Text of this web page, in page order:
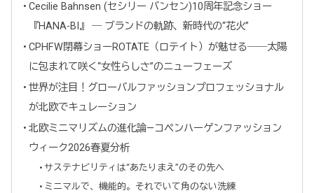
Cecilie Bahnsen (セシリー バンセン)10周年記念ショー
『HANA-BI』 ― ブランドの軌跡、新時代の“花火”
CPHFW閉幕ショーROTATE（ロテイト）が魅せる――太陽
に包まれて咲く“女性らしさ”のニューフェーズ
世界が注目！グローバルファッションプロフェッショナル
が北欧でキュレーション
北欧ミニマリズムの進化論—コペンハーゲンファッション
ウィーク2026春夏分析
サステナビリティは“あたりまえ”のその先へ
ミニマルで、機能的。それでいて角のない洗練